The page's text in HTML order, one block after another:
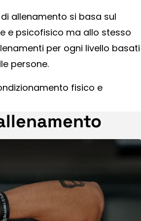
allenamento si basa sul
e psicofisico ma allo stesso
per ogni livello basati
persone.
fisico e